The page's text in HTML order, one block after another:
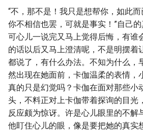
“不，那不是！我只是想帮你，如此而
你不相信也罢，可就是事实！”自己的
可心儿一说完又马上觉得后悔，有谁
的话以后又马上澄清呢，不是明摆着
都说了，有什么办法。不知为什么，
然出现在她面前，卡伽温柔的表情，
真的只是幻觉吗？卡伽在面对那些小
头，不料正对上卡伽带着探询的目光
反应颇为惊讶。许是心儿眼里的不解
他盯住心儿的眼，像是要把她的真实